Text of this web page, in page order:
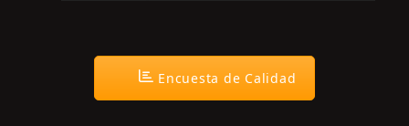
Encuesta de Calidad